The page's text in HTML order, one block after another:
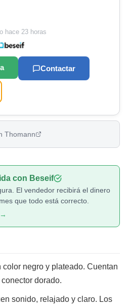
hace 23 horas
Contactar
Thomann
con Beseif
El vendedor recibirá el dinero
que todo está correcto.
negro y plateado. Cuentan
dorado.
sonido, relajado y claro. Los